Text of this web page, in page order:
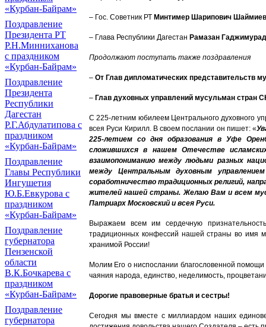
«Курбан-Байрам»
Поздравление
Президента РТ
Р.Н.Минниханова
с праздником
«Курбан-Байрам»
Поздравление
Президента
Республики
Дагестан
Р.Г.Абдулатипова с
праздником
«Курбан-Байрам»
Поздравление
Главы Республики
Ингушетия
Ю.Б.Евкурова с
праздником
«Курбан-Байрам»
Поздравление
губернатора
Пензенской
области
В.К.Бочкарева с
праздником
«Курбан-Байрам»
Поздравление
губернатора
– Гос. Советник РТ Минтимер Шарипович Шаймиев
– Глава Республики Дагестан Рамазан
Продолжают поступать также поздравления
– От Глав дипломатических представительств
– Глав духовных управлений мусульман стран
С 225-летним юбилеем Центрального духовного
всея Руси Кирилл. В своем послании он пишет: «
225-летием со дня образования в Уфе
сложившихся в нашем Отечестве
взаимопониманию между людьми разных
между Центральным духовным
соработничество традиционных религий,
жителей нашей страны. Желаю Вам и всем
Патриарх Московский и всея Руси.
Выражаем всем им сердечную
традиционных конфессий нашей страны во имя
хранимой России!
Молим Его о ниспослании благословенной
чаяния народа, единство, неделимость,
Дорогие правоверные братья и сестры!
Сегодня мы вместе с миллиардом наших